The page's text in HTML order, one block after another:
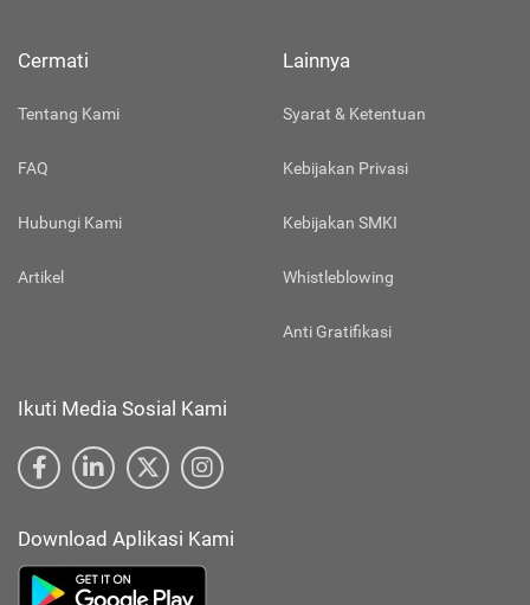
Cermati
Tentang Kami
FAQ
Hubungi Kami
Artikel
Lainnya
Syarat & Ketentuan
Kebijakan Privasi
Kebijakan SMKI
Whistleblowing
Anti Gratifikasi
Ikuti Media Sosial Kami
Download Aplikasi Kami